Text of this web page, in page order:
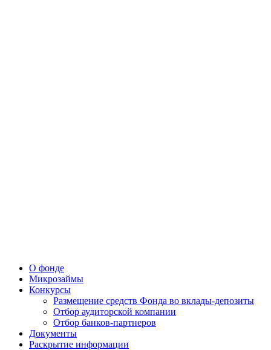
О фонде
Микрозаймы
Конкурсы
Размещение средств Фонда во вклады-депозиты
Отбор аудиторской компании
Отбор банков-партнеров
Документы
Раскрытие информации